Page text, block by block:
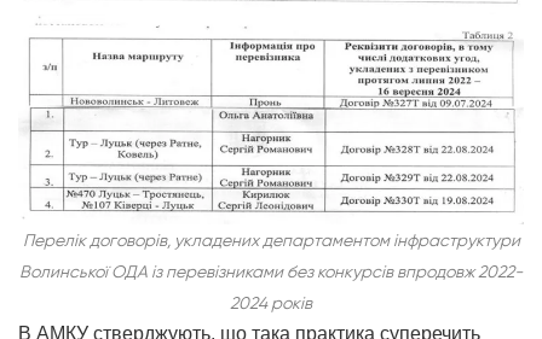
Перелік договорів, укладених департаментом інфраструктури
Волинської ОДА із перевізниками без конкурсів впродовж 2022-
2024 років
В АМКУ стверджують, що така практика суперечить